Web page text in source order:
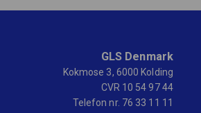
GLS Denmark
Kokmose 3, 6000 Kolding
CVR 10 54 97 44
Telefon nr. 76 33 11 11